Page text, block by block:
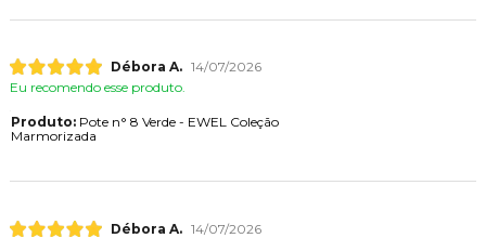
Débora A. 14/07/2026
Eu recomendo esse produto.
Produto:Pote n° 8 Verde - EWEL Coleção
Marmorizada
Débora A. 14/07/2026